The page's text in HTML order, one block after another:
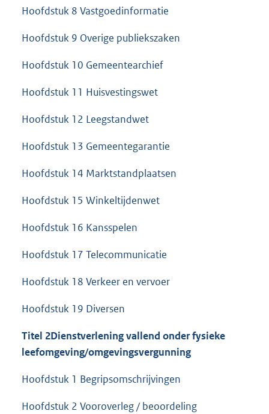
Hoofdstuk 8 Vastgoedinformatie
Hoofdstuk 9 Overige publiekszaken
Hoofdstuk 10 Gemeentearchief
Hoofdstuk 11 Huisvestingswet
Hoofdstuk 12 Leegstandwet
Hoofdstuk 13 Gemeentegarantie
Hoofdstuk 14 Marktstandplaatsen
Hoofdstuk 15 Winkeltijdenwet
Hoofdstuk 16 Kansspelen
Hoofdstuk 17 Telecommunicatie
Hoofdstuk 18 Verkeer en vervoer
Hoofdstuk 19 Diversen
Titel 2Dienstverlening vallend onder fysieke
leefomgeving/omgevingsvergunning
Hoofdstuk 1 Begripsomschrijvingen
Hoofdstuk 2 Vooroverleg / beoordeling